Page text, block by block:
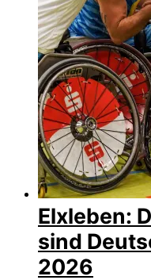
Elxleben:
sind
2026